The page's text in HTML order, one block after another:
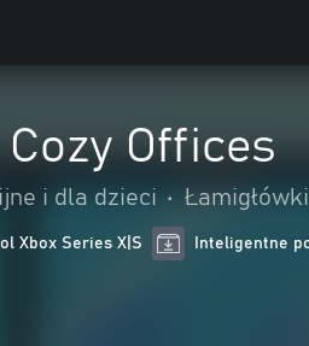
Offices
i dla dzieci •
Xbox Series X|S Inteligentne